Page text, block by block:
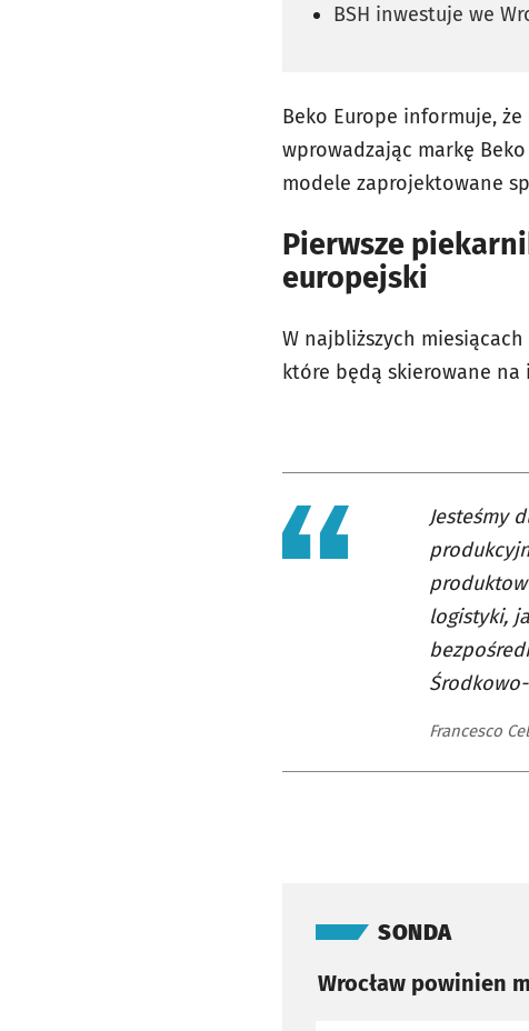
BSH inwestuje we
Beko Europe informuje,
wprowadzając markę
modele zaprojektowane
Pierwsze
europejski
W najbliższych
które będą skierowane na
Jesteśmy
logistyki,
Francesco
SONDA
Wrocław powinien